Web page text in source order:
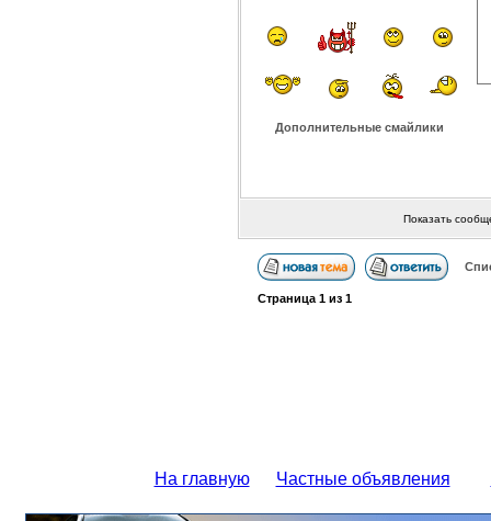
Дополнительные смайлики
Показать
Страница 1из 1
На главную Частные объявления